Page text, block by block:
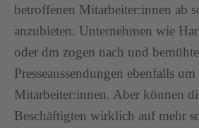
betroffenen Mitarbeiter:innen ab
anzubieten. Unternehmen wie
oder dm zogen nach und
Presseaussendungen ebenfalls um
Mitarbeiter:innen. Aber können
Beschäftigten wirklich auf mehr